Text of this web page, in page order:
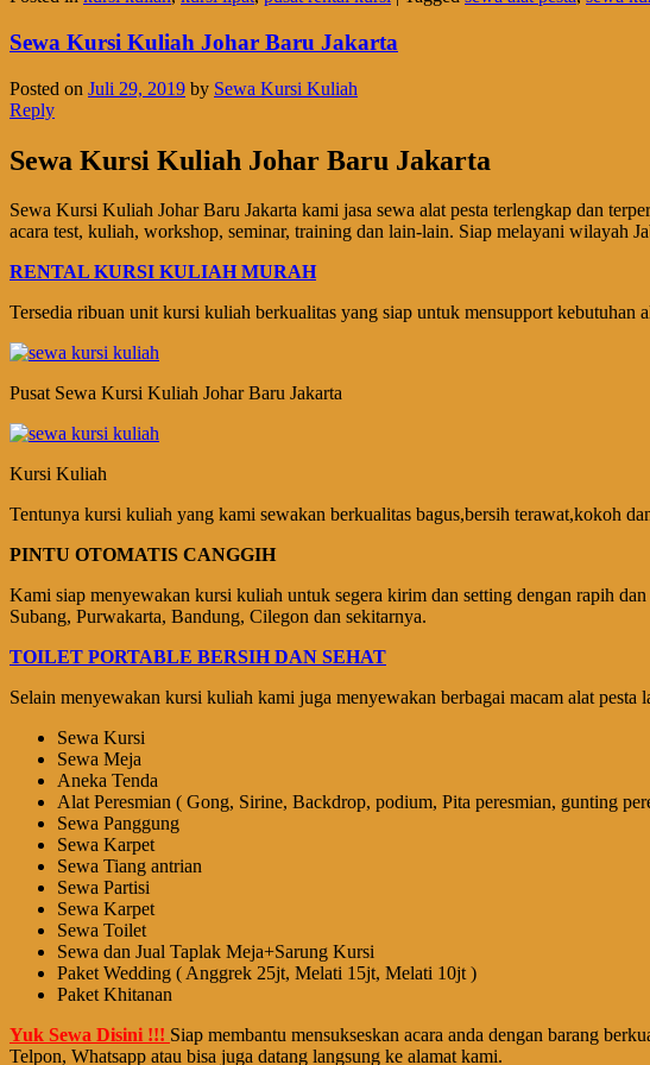
Sewa Kursi Kuliah Johar Baru Jakarta
Posted on Juli 29, 2019 by Sewa Kursi Kuliah
Reply
Sewa Kursi Kuliah Johar Baru Jakarta
Sewa Kursi Kuliah Johar Baru Jakarta kami jasa sewa alat pesta terlengkap dan
acara test, kuliah, workshop, seminar, training dan lain-lain. Siap melayani wilayah
RENTAL KURSI KULIAH MURAH
Tersedia ribuan unit kursi kuliah berkualitas yang siap untuk mensupport kebutuhan
Pusat Sewa Kursi Kuliah Johar Baru Jakarta
Kursi Kuliah
Tentunya kursi kuliah yang kami sewakan berkualitas bagus,bersih terawat,kokoh
PINTU OTOMATIS CANGGIH
Kami siap menyewakan kursi kuliah untuk segera kirim dan setting dengan rapih
Subang, Purwakarta, Bandung, Cilegon dan sekitarnya.
TOILET PORTABLE BERSIH DAN SEHAT
Selain menyewakan kursi kuliah kami juga menyewakan berbagai macam alat pesta
Sewa Kursi
Sewa Meja
Aneka Tenda
Alat Peresmian ( Gong, Sirine, Backdrop, podium, Pita peresmian, gunting
Sewa Panggung
Sewa Karpet
Sewa Tiang antrian
Sewa Partisi
Sewa Karpet
Sewa Toilet
Sewa dan Jual Taplak Meja+Sarung Kursi
Paket Wedding ( Anggrek 25jt, Melati 15jt, Melati 10jt )
Paket Khitanan
Yuk Sewa Disini !!! Siap membantu mensukseskan acara anda dengan barang
Telpon, Whatsapp atau bisa juga datang langsung ke alamat kami.